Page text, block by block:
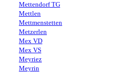
Mettendorf TG
Mettlen
Mettmenstetten
Metzerlen
Mex VD
Mex VS
Meyriez
Meyrin